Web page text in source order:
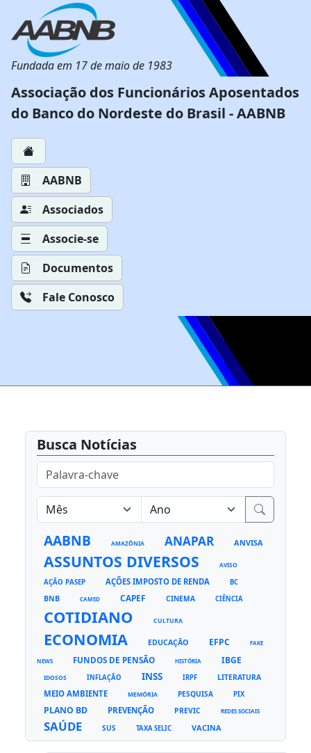
Fundada em 17 de maio de 1983
Associação dos Funcionários Aposentados
do Banco do Nordeste do Brasil - AABNB
AABNB
Associados
Associe-se
Documentos
Fale Conosco
Busca Notícias
AABNB AMAZÔNIA ANAPAR ANVISA
ASSUNTOS DIVERSOS AVISO
AÇÃO PASEP AÇÕES IMPOSTO DE RENDA BC
BNB CAMED CAPEF CINEMA CIÊNCIA
COTIDIANO CULTURA
ECONOMIA EDUCAÇÃO EFPC FAKE
NEWS FUNDOS DE PENSÃO HISTÓRIA IBGE
IDOSOS INFLAÇÃO INSS IRPF LITERATURA
MEIO AMBIENTE MEMÓRIA PESQUISA PIX
PLANO BD PREVENÇÃO PREVIC REDES SOCIAIS
SAÚDE SUS TAXA SELIC VACINA